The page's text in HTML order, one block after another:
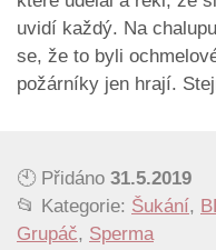
uvidí každý. Na
se, že to byli
požárníky jen hrají.
🕙 Přidáno 31.5.2019
📂 Kategorie: Šukání,
Grupáč, Sperma